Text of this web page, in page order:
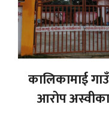
कालिकामाई
आरोप